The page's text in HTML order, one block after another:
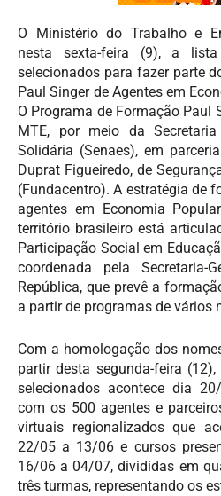
O Ministério do Trabalho e
nesta sexta-feira (9), a
selecionados para fazer parte
Paul Singer de Agentes em
O Programa de Formação Paul
MTE, por meio da
Solidária (Senaes), em
Duprat Figueiredo, de
(Fundacentro). A estratégia de
agentes em Economia
território brasileiro está
Participação Social em
coordenada pela Secretaria-
República, que prevê a
a partir de programas de vários
Com a homologação dos
partir desta segunda-feira
selecionados acontece dia
com os 500 agentes e
virtuais regionalizados que
22/05 a 13/06 e cursos
16/06 a 04/07, divididas em
três turmas, representando os